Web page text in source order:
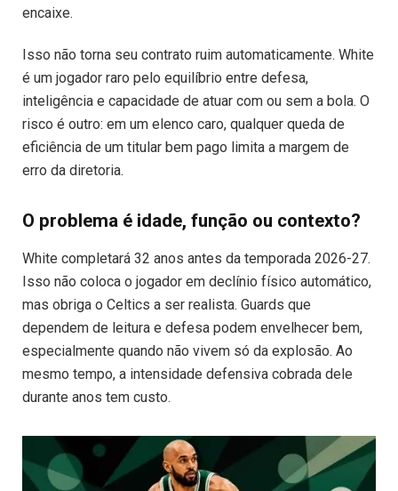
encaixe.
Isso não torna seu contrato ruim automaticamente. White
é um jogador raro pelo equilíbrio entre defesa,
inteligência e capacidade de atuar com ou sem a bola. O
risco é outro: em um elenco caro, qualquer queda de
eficiência de um titular bem pago limita a margem de
erro da diretoria.
O problema é idade, função ou contexto?
White completará 32 anos antes da temporada 2026-27.
Isso não coloca o jogador em declínio físico automático,
mas obriga o Celtics a ser realista. Guards que
dependem de leitura e defesa podem envelhecer bem,
especialmente quando não vivem só da explosão. Ao
mesmo tempo, a intensidade defensiva cobrada dele
durante anos tem custo.